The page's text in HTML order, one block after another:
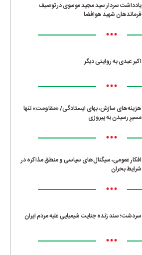
یادداشت سردار سید مجید موسوی در توصیف
فرماندهان شهید هوافضا
•••
اکبر عبدی به روایتی دیگر
•••
هزینه‌های سازش، بهای ایستادگی/ «مقاومت» تنها
مسیرِ رسیدن به پیروزی
•••
افکار عمومی، سیگنال‌های سیاسی و منطق مذاکره در
شرایط بحران
•••
سردشت؛ سند زنده جنایت شیمیایی علیه مردم ایران
•••